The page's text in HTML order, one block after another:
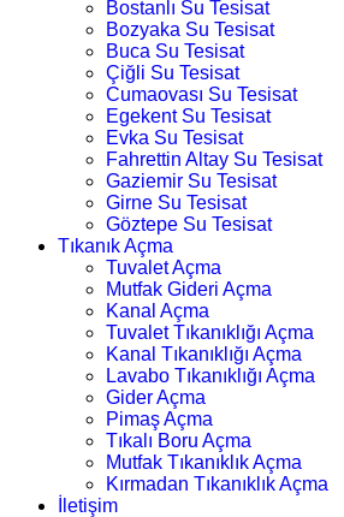
Bostanlı Su Tesisat
Bozyaka Su Tesisat
Buca Su Tesisat
Çiğli Su Tesisat
Cumaovası Su Tesisat
Egekent Su Tesisat
Evka Su Tesisat
Fahrettin Altay Su Tesisat
Gaziemir Su Tesisat
Girne Su Tesisat
Göztepe Su Tesisat
Tıkanık Açma
Tuvalet Açma
Mutfak Gideri Açma
Kanal Açma
Tuvalet Tıkanıklığı Açma
Kanal Tıkanıklığı Açma
Lavabo Tıkanıklığı Açma
Gider Açma
Pimaş Açma
Tıkalı Boru Açma
Mutfak Tıkanıklık Açma
Kırmadan Tıkanıklık Açma
İletişim